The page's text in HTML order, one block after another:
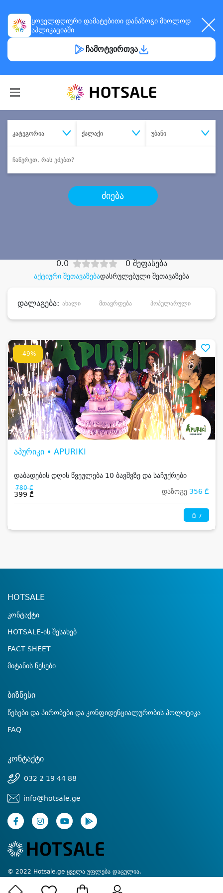
ყოველდღიური დამატებითი დანაზოგი მხოლოდ
აპლიკაციაში
ჩამოტვირთვა
კატეგორია ქალაქი უბანი
ძიება
აქტიური შეთავაზებადასრულებული შეთავაზება
0.0 0 შეფასება
დალაგება: ახალი მთავრდება პოპულარული
-49%
აპურიკი • APURIKI
დაბადების დღის წვეულება 10 ბავშვზე და საჩუქრები
780 ₾
399 ₾ დაზოგე 356 ₾
7
HOTSALE
კონტაქტი
HOTSALE-ის შესახებ
FACT SHEET
მიტანის წესები
ბიზნესი
წესები და პირობები და კონფიდენციალურობის პოლიტიკა
FAQ
კონტაქტი
032 2 19 44 88
info@hotsale.ge
© 2022 Hotsale.ge ყველა უფლება დაცულია.
Created by Proservice